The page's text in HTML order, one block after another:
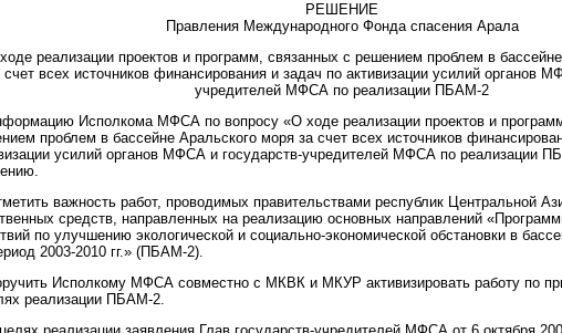
РЕШЕНИЕ
Правления Международного Фонда спасения Арала
реализации проектов и программ, связанных с решением проблем в
счет всех источников финансирования и задач по активизации усилий органов
учредителей МФСА по реализации ПБАМ-2
Исполкома МФСА по вопросу «О ходе реализации проектов и
проблем в бассейне Аральского моря за счет всех источников
усилий органов МФСА и государств-учредителей МФСА по реализации
важность работ, проводимых правительствами республик Центральной
средств, направленных на реализацию основных направлений
по улучшению экологической и социально-экономической обстановки в
2003-2010 гг.» (ПБАМ-2).
Исполкому МФСА совместно с МКВК и МКУР активизировать работу по
реализации ПБАМ-2.